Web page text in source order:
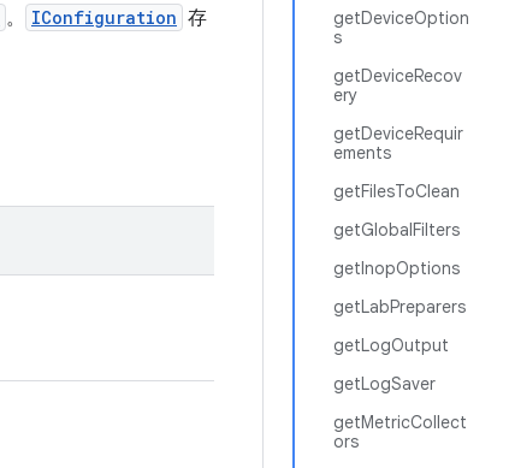
getDeviceOption
s
getDeviceRecov
ery
getDeviceRequir
ements
getFilesToClean
getGlobalFilters
getInopOptions
getLabPreparers
getLogOutput
getLogSaver
getMetricCollect
ors
。 IConfiguration 存